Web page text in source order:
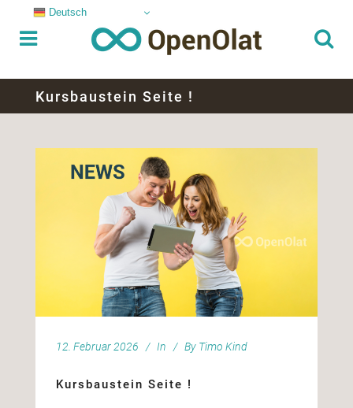
Kursbaustein Seite !
12. Februar 2026 In By Timo Kind
Kursbaustein Seite !
Deutsch